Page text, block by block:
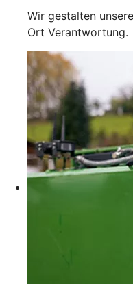
Wir gestalten
Ort Verantwortung.